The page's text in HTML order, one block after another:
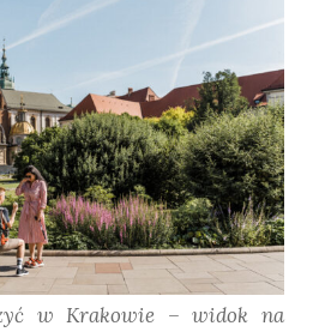
w Krakowie – widok na